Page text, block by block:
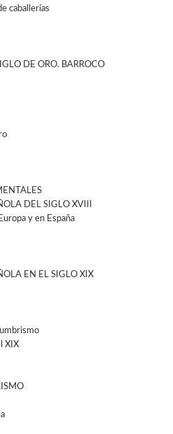
caballerías
DE ORO. BARROCO
DEL SIGLO XVIII
y en España
EN EL SIGLO XIX
XIX